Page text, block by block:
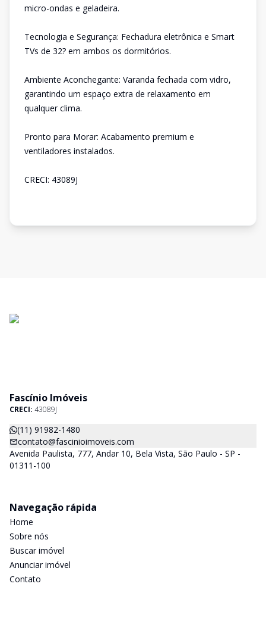
micro-ondas e geladeira.
Tecnologia e Segurança: Fechadura eletrônica e Smart
TVs de 32? em ambos os dormitórios.
Ambiente Aconchegante: Varanda fechada com vidro,
garantindo um espaço extra de relaxamento em
qualquer clima.
Pronto para Morar: Acabamento premium e
ventiladores instalados.
CRECI: 43089J
Fascínio Imóveis
CRECI: 43089J
(11) 91982-1480
contato@fascinioimoveis.com
Avenida Paulista, 777, Andar 10, Bela Vista, São Paulo - SP -
01311-100
Navegação rápida
Home
Sobre nós
Buscar imóvel
Anunciar imóvel
Contato